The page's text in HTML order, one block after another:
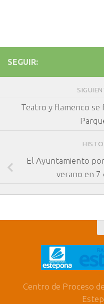
SEGUIR:
Teatro y flamenco se
El Ayuntamiento
verano en 7
Centro de Proceso